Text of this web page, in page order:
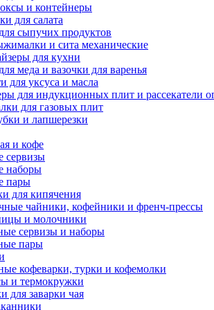
и контейнеры
для салата
сыпучих продуктов
и сита механические
для кухни
меда и вазочки для варенья
для уксуса и масла
для индукционных плит и рассекатели
для газовых плит
и лапшерезки
и кофе
сервизы
наборы
пары
для кипячения
чайники, кофейники и френч-прессы
и молочники
сервизы и наборы
пары
кофеварки, турки и кофемолки
и термокружки
для заварки чая